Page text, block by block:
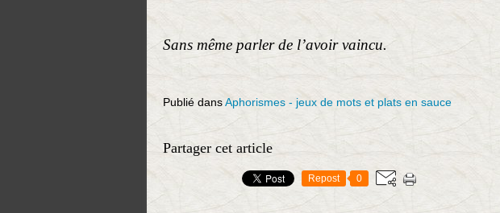
Sans même parler de l’avoir vaincu.
Publié dansAphorismes - jeux de mots et plats en sauce
Partager cet article
Repost 0